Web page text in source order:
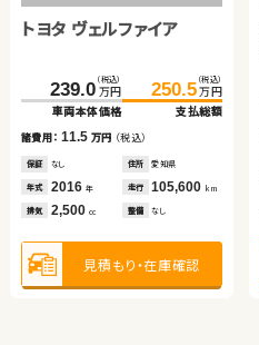
トヨタ ヴェルファイア
239.0 （税込）
万円
車両本体価格
250.5 （税込）
万円
支払総額
諸費用：11.5 万円 （税込）
保証 なし 住所 愛知県
年式 2016 年 走行 105,600 km
排気 2,500 cc 整備 なし
見積もり・在庫確認
181.7（税込）
万円
188.8
諸費用：7.1 万円（税込）
あり 千葉県
年式 2020年 走行
排気 2,000 整備 法定整備付
見積もり・在庫確認
スズキ ワゴンＲ スティン
グレー
41.3万円
車両本体価格
諸費用：6.7 万円 （税込）
保証 なし 住所 長野県
排気 660 整備 なし